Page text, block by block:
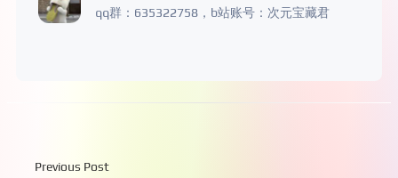
qq群：635322758，b站账号：次元宝藏君
Previous Post